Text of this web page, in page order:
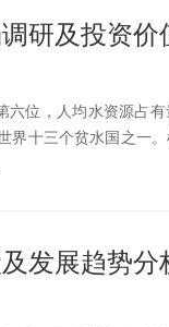
研及投资价
位，人均水资源占
界十三个贫水国之一
发展趋势分